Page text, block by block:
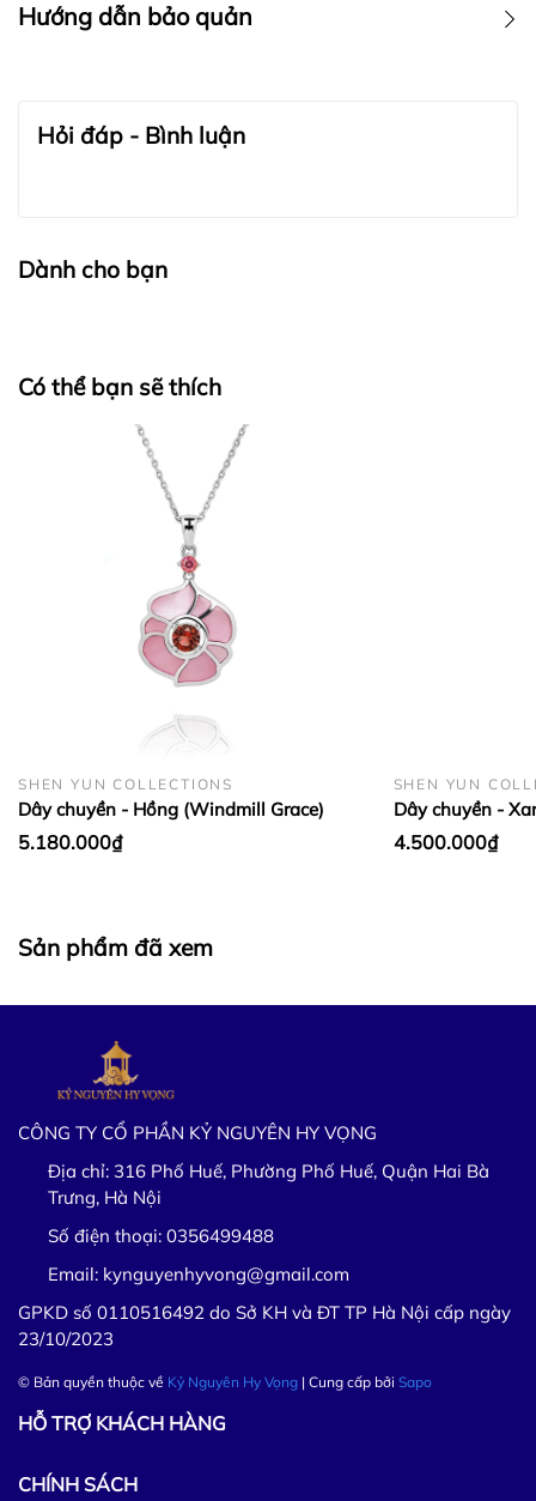
Hướng dẫn bảo quản
BẢO QUẢN LỤA VÀ CASHMERE:
Hỏi đáp - Bình luận
Dành cho bạn
Có thể bạn sẽ thích
SHEN YUN COLLECTIONS
Dây chuyền - Hồng (Windmill Grace)
5.180.000₫
SHEN YUN
Dây chuyền -
4.500.000₫
Sản phẩm đã xem
CÔNG TY CỔ PHẦN KỶ NGUYÊN HY VỌNG
Địa chỉ: 316 Phố Huế, Phường Phố Huế, Quận Hai Bà
Trưng, Hà Nội
Số điện thoại: 0356499488
Email: kynguyenhyvong@gmail.com
GPKD số 0110516492 do Sở KH và ĐT TP Hà Nội cấp ngày
23/10/2023
© Bản quyền thuộc về Kỷ Nguyên Hy Vọng | Cung cấp bởi Sapo
HỖ TRỢ KHÁCH HÀNG
CHÍNH SÁCH